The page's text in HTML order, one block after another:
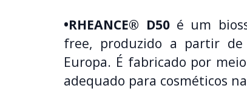
•RHEANCE® D50é um
free, produzido a partir de
Europa. É fabricado por
adequado para cosméticos